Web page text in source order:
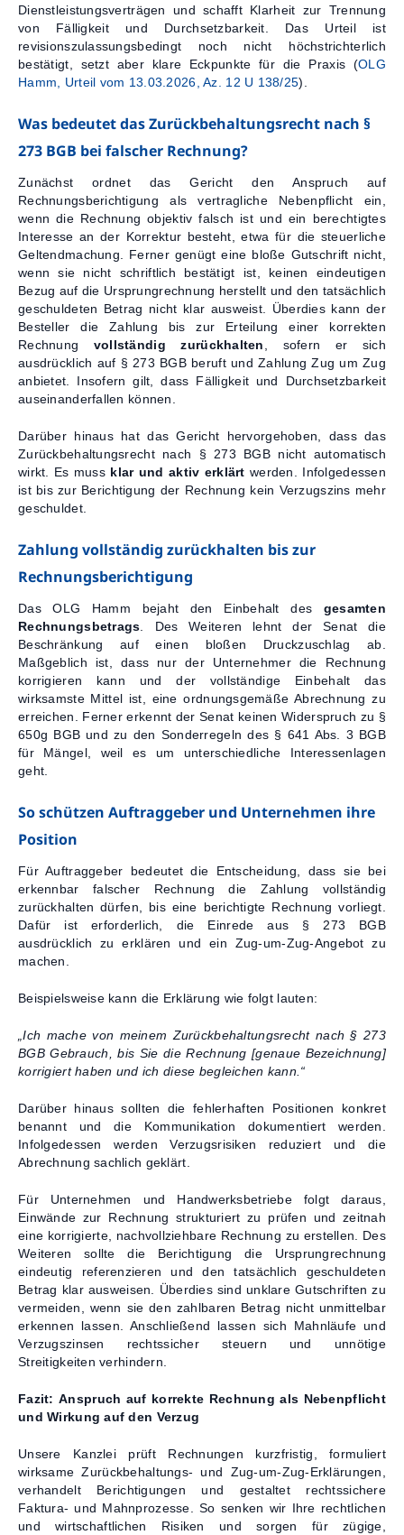
Dienstleistungsverträgen und schafft Klarheit zur Trennung
von Fälligkeit und Durchsetzbarkeit. Das Urteil ist
revisionszulassungsbedingt noch nicht höchstrichterlich
bestätigt, setzt aber klare Eckpunkte für die Praxis (OLG
Hamm, Urteil vom 13.03.2026, Az. 12 U 138/25).
Was bedeutet das Zurückbehaltungsrecht nach §
273 BGB bei falscher Rechnung?
Zunächst ordnet das Gericht den Anspruch auf
Rechnungsberichtigung als vertragliche Nebenpflicht ein,
wenn die Rechnung objektiv falsch ist und ein berechtigtes
Interesse an der Korrektur besteht, etwa für die steuerliche
Geltendmachung. Ferner genügt eine bloße Gutschrift nicht,
wenn sie nicht schriftlich bestätigt ist, keinen eindeutigen
Bezug auf die Ursprungrechnung herstellt und den tatsächlich
geschuldeten Betrag nicht klar ausweist. Überdies kann der
Besteller die Zahlung bis zur Erteilung einer korrekten
Rechnung vollständig zurückhalten
, sofern er sich
ausdrücklich auf § 273 BGB beruft und Zahlung Zug um Zug
anbietet. Insofern gilt, dass Fälligkeit und Durchsetzbarkeit
auseinanderfallen können.
Darüber hinaus hat das Gericht hervorgehoben, dass das
Zurückbehaltungsrecht nach § 273 BGB nicht automatisch
wirkt. Es muss klar und aktiv erklärt werden. Infolgedessen
ist bis zur Berichtigung der Rechnung kein Verzugszins mehr
geschuldet.
Zahlung vollständig zurückhalten bis zur
Rechnungsberichtigung
Das OLG Hamm bejaht den Einbehalt des gesamten
Rechnungsbetrags . Des Weiteren lehnt der Senat die
Beschränkung auf einen bloßen Druckzuschlag ab.
Maßgeblich ist, dass nur der Unternehmer die Rechnung
korrigieren kann und der vollständige Einbehalt das
wirksamste Mittel ist, eine ordnungsgemäße Abrechnung zu
erreichen. Ferner erkennt der Senat keinen Widerspruch zu §
650g BGB und zu den Sonderregeln des § 641 Abs. 3 BGB
für Mängel, weil es um unterschiedliche Interessenlagen
geht.
So schützen Auftraggeber und Unternehmen ihre
Position
Für Auftraggeber bedeutet die Entscheidung, dass sie bei
erkennbar falscher Rechnung die Zahlung vollständig
zurückhalten dürfen, bis eine berichtigte Rechnung vorliegt.
Dafür ist erforderlich, die Einrede aus § 273 BGB
ausdrücklich zu erklären und ein Zug‑um‑Zug‑Angebot zu
machen.
Beispielsweise kann die Erklärung wie folgt lauten:
„Ich mache von meinem Zurückbehaltungsrecht nach § 273
BGB Gebrauch, bis Sie die Rechnung [genaue Bezeichnung]
korrigiert haben und ich diese begleichen kann.“
Darüber hinaus sollten die fehlerhaften Positionen konkret
benannt und die Kommunikation dokumentiert werden.
Infolgedessen werden Verzugsrisiken reduziert und die
Abrechnung sachlich geklärt.
Für Unternehmen und Handwerksbetriebe folgt daraus,
Einwände zur Rechnung strukturiert zu prüfen und zeitnah
eine korrigierte, nachvollziehbare Rechnung zu erstellen. Des
Weiteren sollte die Berichtigung die Ursprungrechnung
eindeutig referenzieren und den tatsächlich geschuldeten
Betrag klar ausweisen. Überdies sind unklare Gutschriften zu
vermeiden, wenn sie den zahlbaren Betrag nicht unmittelbar
erkennen lassen. Anschließend lassen sich Mahnläufe und
Verzugszinsen rechtssicher steuern und unnötige
Streitigkeiten verhindern.
Fazit: Anspruch auf korrekte Rechnung als Nebenpflicht
und Wirkung auf den Verzug
Unsere Kanzlei prüft Rechnungen kurzfristig, formuliert
wirksame Zurückbehaltungs- und Zug‑um‑Zug‑Erklärungen,
verhandelt Berichtigungen und gestaltet rechtssichere
Faktura- und Mahnprozesse. So senken wir Ihre rechtlichen
und wirtschaftlichen Risiken und sorgen für zügige,